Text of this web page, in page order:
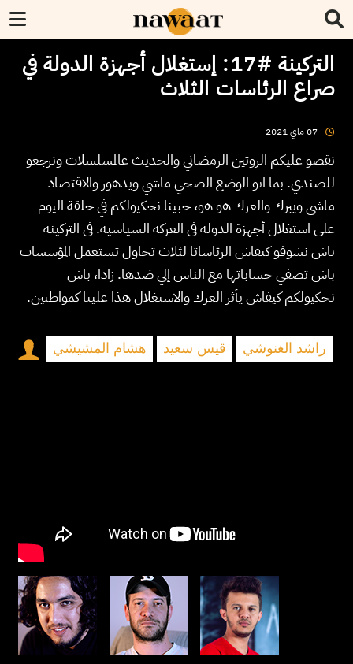
التركينة #17: إستغلال أجهزة الدولة في
صراع الرئاسات الثلاث
07ماي2021
نقصو عليكم الروتين الرمضاني والحديث عالمسلسلات ونرجعو
للصندي. بما انو الوضع الصحي ماشي ويدهور والاقتصاد
ماشي ويبرك والعرك هو هو، حبينا نحكيولكم في حلقة اليوم
على استغلال أجهزة الدولة في العركة السياسية. في التركينة
باش نشوفو كيفاش الرئاساتا لثلاث تحاول تستعمل المؤسسات
باش تصفي حساباتها مع الناس إلي ضدها. زادا، باش
نحكيولكم كيفاش يأثر العرك والاستغلال هذا علينا كمواطنين.
هشام المشيشي قيس سعيد راشد الغنوشي